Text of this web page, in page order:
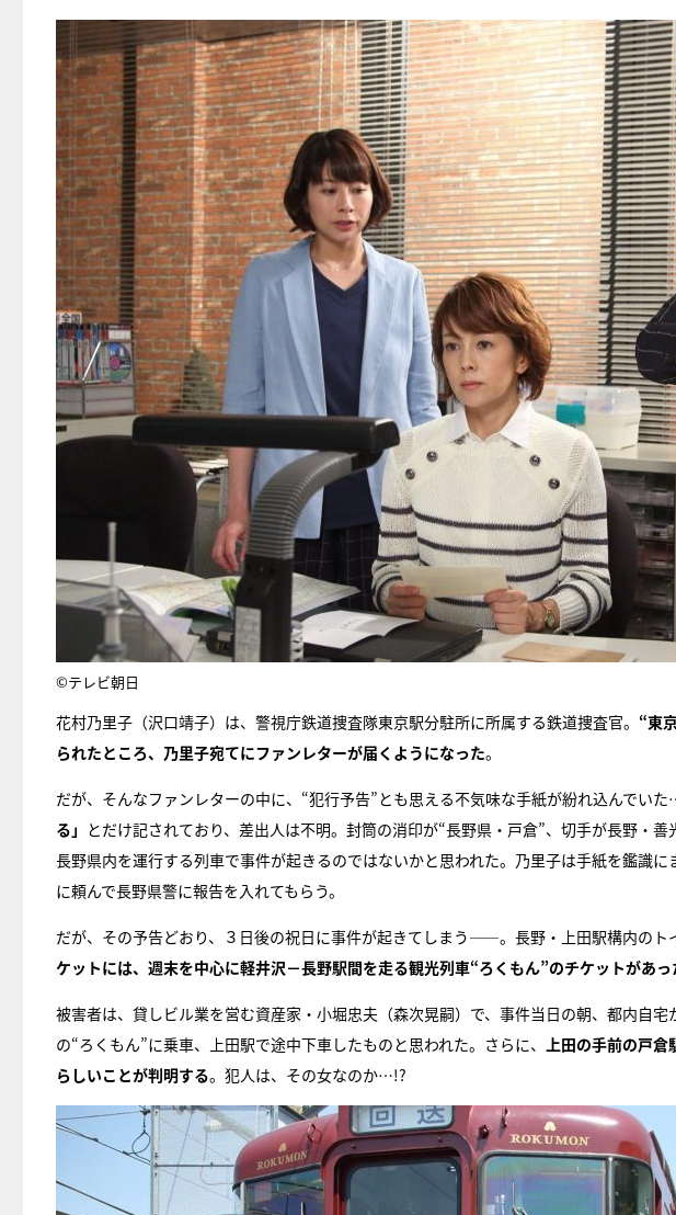
©テレビ朝日
花村乃里子（沢口靖子）は、警視庁鉄道捜査隊東京駅分駐所に所属する鉄道捜査官。 “東
られたところ、乃里子宛てにファンレターが届くようになった。
だが、そんなファンレターの中に、“犯行予告”とも思える不気味な手紙が紛れ込んでいた
る」 とだけ記されており、差出人は不明。封筒の消印が“長野県・戸倉”、切手が長野・
長野県内を運行する列車で事件が起きるのではないかと思われた。乃里子は手紙を鑑識に
に頼んで長野県警に報告を入れてもらう。
だが、その予告どおり、３日後の祝日に事件が起きてしまう――。長野・上田駅構内のト
ケットには、週末を中心に軽井沢－長野駅間を走る観光列車“ろくもん”のチケットがあっ
被害者は、貸しビル業を営む資産家・小堀忠夫（森次晃嗣）で、事件当日の朝、都内自
の“ろくもん”に乗車、上田駅で途中下車したものと思われた。さらに、 上田の手前の戸倉
らしいことが判明する。犯人は、その女なのか…!?